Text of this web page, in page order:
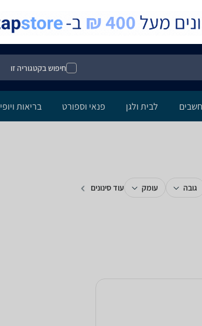
חיפוש בקטגוריה זו
לבית ולגן פנאי וספורט בריאות ויופי
גובה עומק
עוד סינונים